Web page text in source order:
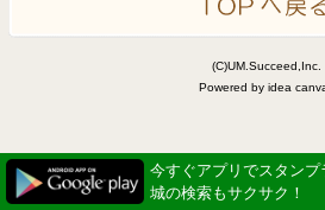
(C)UM.Succeed,Inc.
Powered by idea
今すぐアプリでスタン
城の検索もサクサク！